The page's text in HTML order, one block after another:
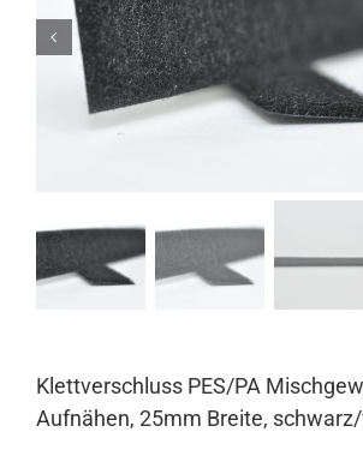
Klettverschluss PES/PA
Aufnähen, 25mm Breite,